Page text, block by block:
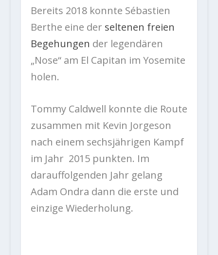
Bereits 2018 konnte Sébastien
Berthe eine der seltenen freien
Begehungen der legendären
„Nose“ am El Capitan im Yosemite
holen.
Tommy Caldwell konnte die Route
zusammen mit Kevin Jorgeson
nach einem sechsjährigen Kampf
im Jahr 2015 punkten. Im
darauffolgenden Jahr gelang
Adam Ondra dann die erste und
einzige Wiederholung.